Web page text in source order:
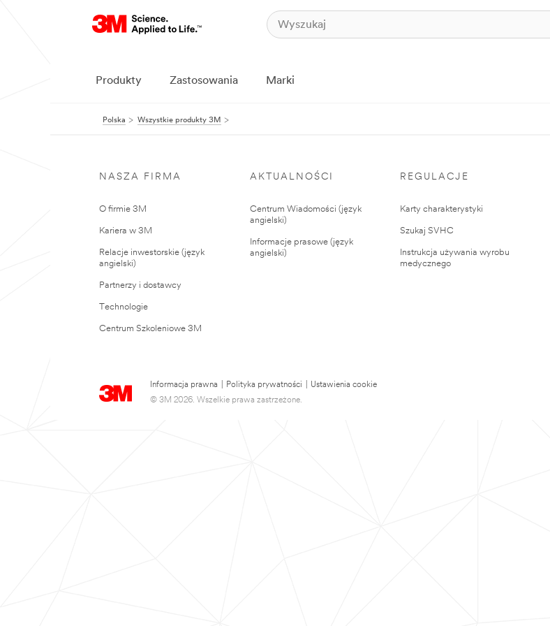
Produkty Zastosowania Marki
Polska Wszystkie produkty 3M
NASZA FIRMA
O firmie 3M
Kariera w 3M
Relacje inwestorskie (język
angielski)
Partnerzy i dostawcy
Technologie
Centrum Szkoleniowe 3M
AKTUALNOŚCI
Centrum Wiadomości (język
angielski)
Informacje prasowe (język
angielski)
REGULACJE
Karty charakterystyki
Szukaj SVHC
Instrukcja używania wyrobu
medycznego
Informacja prawna Polityka prywatności
Ustawienia cookie
© 3M 2026. Wszelkie prawa zastrzeżone.